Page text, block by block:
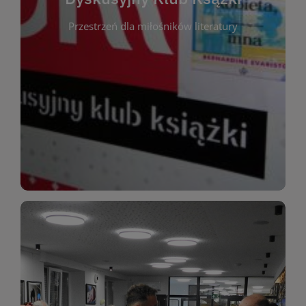
Przestrzeń dla miłośników literatury
Dyskusyjny Klub Ksążki
Dyskusyjny Klub Książki to przestrzeń dla
miłośników literatury, którzy lubią dzielić się
opiniami i emocjami po lekturze. Spotykamy się
regularnie, by rozmawiać o wybranych tytułach z
różnych gatunków literackich. Każde spotkanie to
okazja do inspirującej dyskusji, wymiany
miłośników estetycznych doznań!
WIĘCEJ